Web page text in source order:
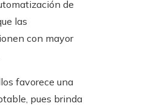
de
las
con mayor
favorece una
pues brinda